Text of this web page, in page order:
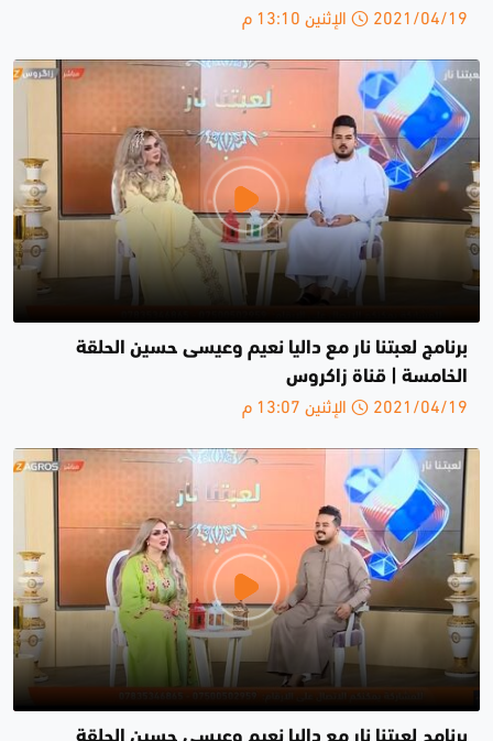
2021/04/19 الإثنين 13:10 م
برنامج لعبتنا نار مع داليا نعيم وعيسى حسين الحلقة
الخامسة | قناة زاكروس
2021/04/19 الإثنين 13:07 م
برنامج لعبتنا نار مع داليا نعيم وعيسى حسين الحلقة